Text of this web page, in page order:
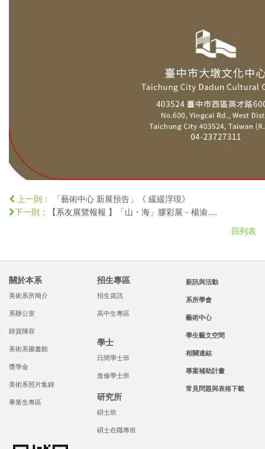
上一則： 「藝術中心 新展預告」《 緩緩浮現》
下一則：
【系友展覽報報 】「山・海」膠彩展－楊渝....
回列表
關於本系
美術系所簡介
系辦公室
師資陣容
美術系圖書館
獎學金
美術系照片集錦
畢業生專區
招生專區
招生資訊
高中生專區
學士
日間學士班
進修學士班
研究所
碩士班
碩士在職專班
新訊與活動
系所學會
藝術中心
學生藝文空間
相關連結
專案補助計畫
常見問題與表格下載